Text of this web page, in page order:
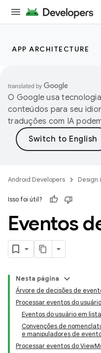
APP ARCHITECTURE
O Google usa
conteúdos para seu
traduções com IA
Android Developers Design
Isso foi útil?
Eventos
Nesta página
Árvore de decisões de
Processar eventos do usuário
Eventos do usuário em
Convenções de
e manipuladores de
Processar eventos do